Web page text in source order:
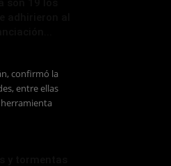
confirmó la
entre ellas